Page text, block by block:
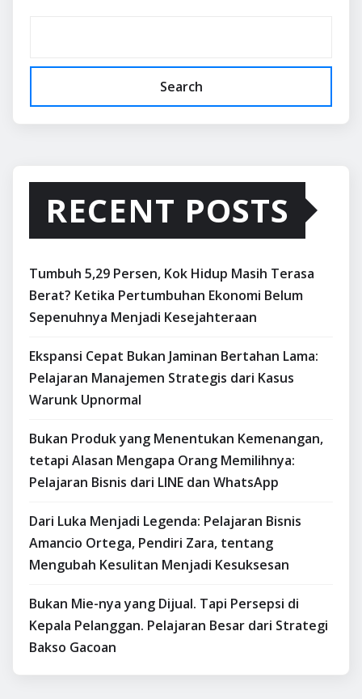
Search
RECENT POSTS
Tumbuh 5,29 Persen, Kok Hidup Masih Terasa
Berat? Ketika Pertumbuhan Ekonomi Belum
Sepenuhnya Menjadi Kesejahteraan
Ekspansi Cepat Bukan Jaminan Bertahan Lama:
Pelajaran Manajemen Strategis dari Kasus
Warunk Upnormal
Bukan Produk yang Menentukan Kemenangan,
tetapi Alasan Mengapa Orang Memilihnya:
Pelajaran Bisnis dari LINE dan WhatsApp
Dari Luka Menjadi Legenda: Pelajaran Bisnis
Amancio Ortega, Pendiri Zara, tentang
Mengubah Kesulitan Menjadi Kesuksesan
Bukan Mie-nya yang Dijual. Tapi Persepsi di
Kepala Pelanggan. Pelajaran Besar dari Strategi
Bakso Gacoan